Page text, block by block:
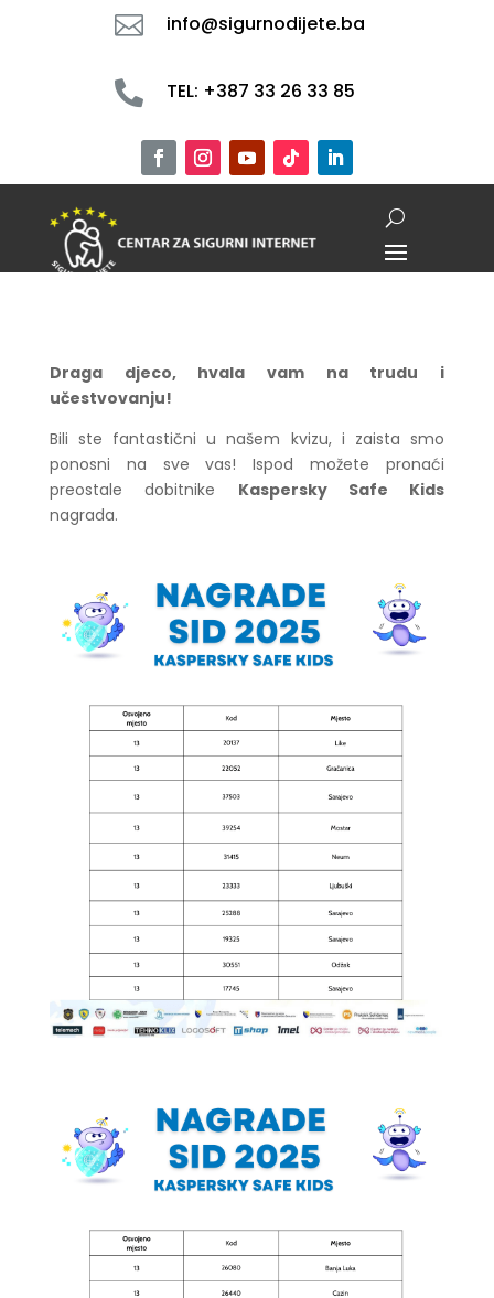
 info@sigurnodijete.ba
 TEL: +387 33 26 33 85
Draga djeco, hvala vam na trudu i
učestvovanju!
Bili ste fantastični u našem kvizu, i zaista smo
ponosni na sve vas! Ispod možete pronaći
preostale dobitnike Kaspersky Safe Kids
nagrada.